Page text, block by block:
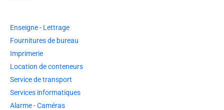
Enseigne - Lettrage
Fournitures de bureau
Imprimerie
Location de conteneurs
Service de transport
Services informatiques
Alarme - Caméras